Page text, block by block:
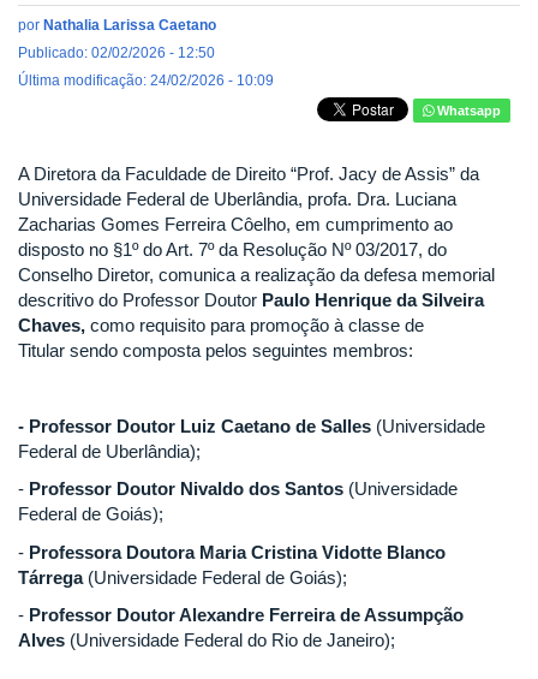
por Nathalia Larissa Caetano
Publicado: 02/02/2026 - 12:50
Última modificação: 24/02/2026 - 10:09
Whatsapp
A Diretora da Faculdade de Direito “Prof. Jacy de Assis” da
Universidade Federal de Uberlândia, profa. Dra. Luciana
Zacharias Gomes Ferreira Côelho, em cumprimento ao
disposto no §1º do Art. 7º da Resolução Nº 03/2017, do
Conselho Diretor, comunica a realização da defesa memorial
descritivo do Professor Doutor Paulo Henrique da Silveira
Chaves, como requisito para promoção à classe de
Titular sendo composta pelos seguintes membros:
- Professor Doutor Luiz Caetano de Salles (Universidade
Federal de Uberlândia);
- Professor Doutor Nivaldo dos Santos (Universidade
Federal de Goiás);
- Professora Doutora Maria Cristina Vidotte Blanco
Tárrega (Universidade Federal de Goiás);
- Professor Doutor Alexandre Ferreira de Assumpção
Alves (Universidade Federal do Rio de Janeiro);